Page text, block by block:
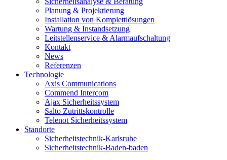
Planung & Projektierung​
Installation von Komplettlösungen
Wartung & Instandsetzung
Leitstellenservice & Alarmaufschaltung
Kontakt
News
Referenzen
Technologie
Axis Communications
Commend Intercom
Ajax Sicherheitssystem​
Salto Zutrittskontrolle
Telenot Sicherheitssystem
Standorte
Sicherheitstechnik-Karlsruhe
Sicherheitstechnik-Baden-baden